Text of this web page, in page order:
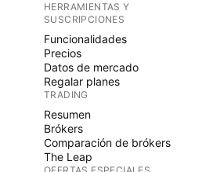
HERRAMIENTAS Y
SUSCRIPCIONES
Funcionalidades
Precios
Datos de mercado
Regalar planes
TRADING
Resumen
Brókers
Comparación de brókers
The Leap